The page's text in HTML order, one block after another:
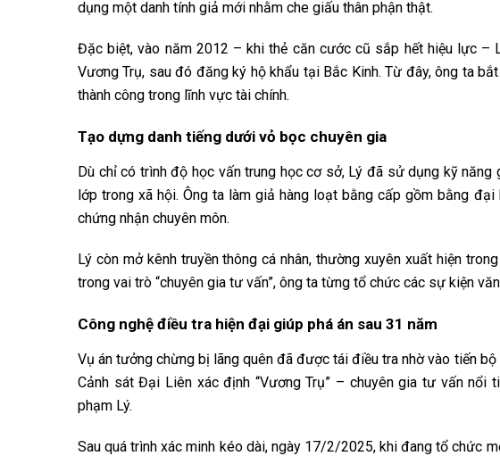
dụng một danh tính giả mới nhằm che giấu thân phận thật.
Đặc biệt, vào năm 2012 – khi thẻ căn cước cũ sắp hết hiệu lực –
Vương Trụ, sau đó đăng ký hộ khẩu tại Bắc Kinh. Từ đây, ông ta
thành công trong lĩnh vực tài chính.
Tạo dựng danh tiếng dưới vỏ bọc chuyên gia
Dù chỉ có trình độ học vấn trung học cơ sở, Lý đã sử dụng kỹ
lớp trong xã hội. Ông ta làm giả hàng loạt bằng cấp gồm bằng
chứng nhận chuyên môn.
Lý còn mở kênh truyền thông cá nhân, thường xuyên xuất hiện
trong vai trò “chuyên gia tư vấn”, ông ta từng tổ chức các sự kiện
Công nghệ điều tra hiện đại giúp phá án sau 31 năm
Vụ án tưởng chừng bị lãng quên đã được tái điều tra nhờ vào tiến
Cảnh sát Đại Liên xác định “Vương Trụ” – chuyên gia tư vấn
phạm Lý.
Sau quá trình xác minh kéo dài, ngày 17/2/2025, khi đang tổ chức